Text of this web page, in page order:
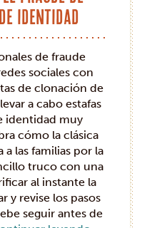
identidad
de fraude
sociales con
de clonación de
a cabo estafas
identidad muy
cómo la clásica
a las familias por la
truco con una
al instante la
y revise los pasos
seguir antes de